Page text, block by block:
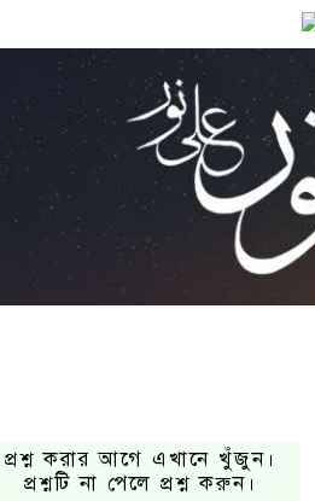
প্রশ্ন করার আগে এখানে খুঁজুন।
প্রশ্নটি না পেলে প্রশ্ন করুন।